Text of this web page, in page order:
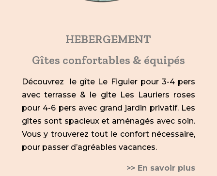
HEBERGEMENT
Gîtes confortables & équipés
Découvrez le gîte Le Figuier pour 3-4 pers
avec terrasse & le gîte Les Lauriers roses
pour 4-6 pers avec grand jardin privatif. Les
gîtes sont spacieux et aménagés avec soin.
Vous y trouverez tout le confort nécessaire,
pour passer d’agréables vacances.
>> En savoir plus